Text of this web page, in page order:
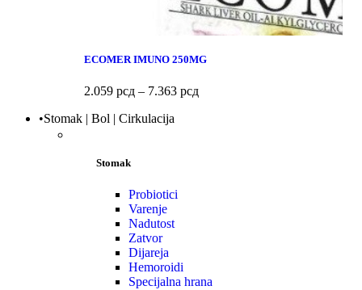
ECOMER IMUNO 250MG
2.059 рсд – 7.363 рсд
•Stomak | Bol | Cirkulacija
Stomak
Probiotici
Varenje
Nadutost
Zatvor
Dijareja
Hemoroidi
Specijalna hrana